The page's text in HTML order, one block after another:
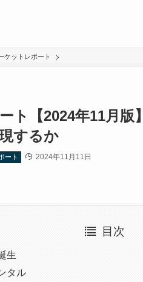
ケットレポート
ト【2024年11月
するか
ート 2024年11月11日
目次
生
タル